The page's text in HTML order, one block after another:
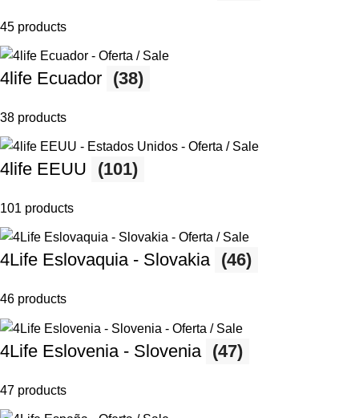
45 products
4life Ecuador (38)
38 products
4life EEUU (101)
101 products
4Life Eslovaquia - Slovakia (46)
46 products
4Life Eslovenia - Slovenia (47)
47 products